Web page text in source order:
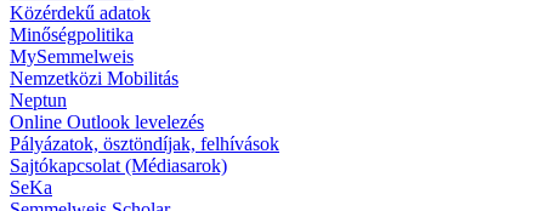
Közérdekű adatok
Minőségpolitika
MySemmelweis
Nemzetközi Mobilitás
Neptun
Online Outlook levelezés
Pályázatok, ösztöndíjak, felhívások
Sajtókapcsolat (Médiasarok)
SeKa